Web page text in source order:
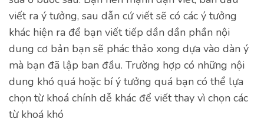
viết ra ý tưởng, sau dẫn cứ viết sẽ có các ý tưởng
khác hiện ra để bạn viết tiếp dần dần phần nội
dung cơ bản bạn sẽ phác thảo xong dựa vào dàn ý
mà bạn đã lập ban đầu. Trường hợp có những nội
dung khó quá hoặc bí ý tưởng quá bạn có thể lựa
chọn từ khoá chính dễ khác để viết thay vì chọn các
từ khoá khó